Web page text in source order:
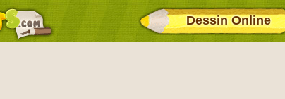
Dessin Online